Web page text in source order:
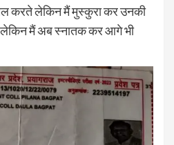
करते लेकिन मैं मुस्कुरा कर उनकी
लेकिन मैं अब स्नातक कर आगे भी